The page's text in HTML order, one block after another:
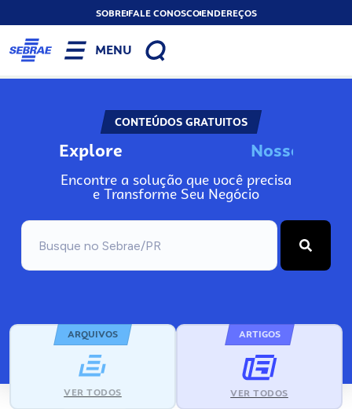
SOBREFALE CONOSCOENDEREÇOS
MENU
CONTEÚDOS GRATUITOS
Explore No
Encontre a solução que você precisa
e Transforme Seu Negócio
ARQUIVOS
VER TODOS
ARTIGOS
VER TODOS